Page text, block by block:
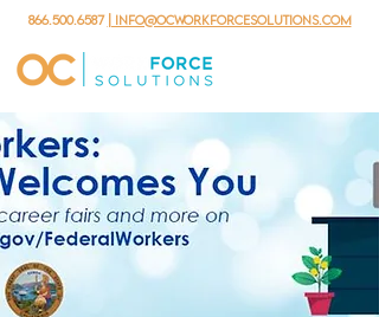
866.500.6587 | info@ocworkforcesolutions.com